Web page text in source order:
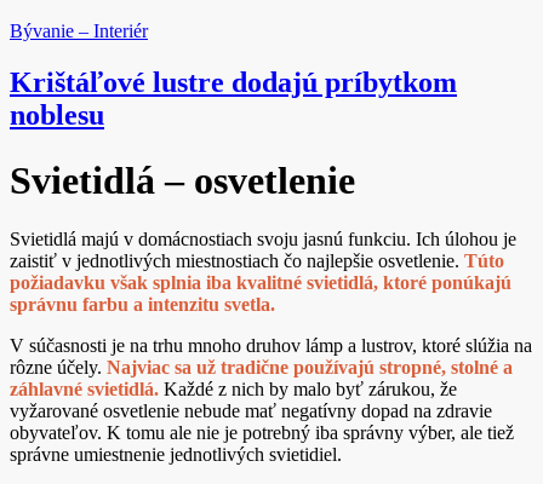
Bývanie – Interiér
Krištáľové lustre dodajú príbytkom
noblesu
Svietidlá – osvetlenie
Svietidlá majú v domácnostiach svoju jasnú funkciu. Ich úlohou je
zaistiť v jednotlivých miestnostiach čo najlepšie osvetlenie. Túto
požiadavku však splnia iba kvalitné svietidlá, ktoré ponúkajú
správnu farbu a intenzitu svetla.
V súčasnosti je na trhu mnoho druhov lámp a lustrov, ktoré slúžia na
rôzne účely. Najviac sa už tradične používajú stropné, stolné a
záhlavné svietidlá. Každé z nich by malo byť zárukou, že
vyžarované osvetlenie nebude mať negatívny dopad na zdravie
obyvateľov. K tomu ale nie je potrebný iba správny výber, ale tiež
správne umiestnenie jednotlivých svietidiel.